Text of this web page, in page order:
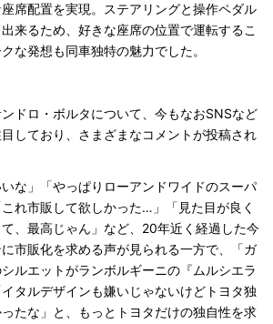
席配置を実現。ステアリングと操作ペダル
来るため、好きな座席の位置で運転するこ
な発想も同車独特の魅力でした。
ドロ・ボルタについて、今もなおSNSなど
しており、さまざまなコメントが投稿され
いな」「やっぱりローアンドワイドのスーパ
れ市販して欲しかった…」「見た目が良く
、最高じゃん」など、20年近く経過した今
市販化を求める声が見られる一方で、「ガ
ルエットがランボルギーニの『ムルシエラ
タルデザインも嫌いじゃないけどトヨタ独
たな」と、もっとトヨタだけの独自性を求